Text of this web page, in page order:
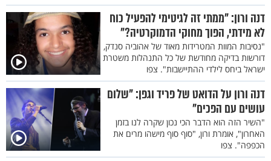
דנה ורון: "ממתי זה לגיטימי להפעיל כוח
לא מידתי, הפוך מחוקי הדמוקרטיה?"
"נסיבות המוות המטרידות מאוד של אהוביה סנדק,
דורשות בדיקה מחודשת של כל התנהלות משטרת
ישראל ביחס לילדי ההתיישבות". צפו
דנה ורון על הדואט של פריד וגפן: "שלום
עושים עם הפכים"
"השיר הזה הוא הדבר הכי נכון שקרה לנו בזמן
האחרון", אומרת ורון, "סוף סוף מישהו מרים את
הכפפה". צפו